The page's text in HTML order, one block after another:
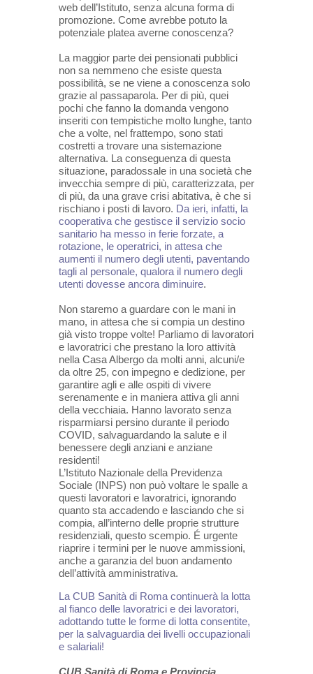
web dell’Istituto, senza alcuna forma di
promozione. Come avrebbe potuto la
potenziale platea averne conoscenza?
La maggior parte dei pensionati pubblici
non sa nemmeno che esiste questa
possibilità, se ne viene a conoscenza solo
grazie al passaparola. Per di più, quei
pochi che fanno la domanda vengono
inseriti con tempistiche molto lunghe, tanto
che a volte, nel frattempo, sono stati
costretti a trovare una sistemazione
alternativa. La conseguenza di questa
situazione, paradossale in una società che
invecchia sempre di più, caratterizzata, per
di più, da una grave crisi abitativa, è che si
rischiano i posti di lavoro. Da ieri, infatti, la
cooperativa che gestisce il servizio socio
sanitario ha messo in ferie forzate, a
rotazione, le operatrici, in attesa che
aumenti il numero degli utenti, paventando
tagli al personale, qualora il numero degli
utenti dovesse ancora diminuire.
Non staremo a guardare con le mani in
mano, in attesa che si compia un destino
già visto troppe volte! Parliamo di lavoratori
e lavoratrici che prestano la loro attività
nella Casa Albergo da molti anni, alcuni/e
da oltre 25, con impegno e dedizione, per
garantire agli e alle ospiti di vivere
serenamente e in maniera attiva gli anni
della vecchiaia. Hanno lavorato senza
risparmiarsi persino durante il periodo
COVID, salvaguardando la salute e il
benessere degli anziani e anziane
residenti!
L’Istituto Nazionale della Previdenza
Sociale (INPS) non può voltare le spalle a
questi lavoratori e lavoratrici, ignorando
quanto sta accadendo e lasciando che si
compia, all’interno delle proprie strutture
residenziali, questo scempio. É urgente
riaprire i termini per le nuove ammissioni,
anche a garanzia del buon andamento
dell’attività amministrativa.
La CUB Sanità di Roma continuerà la lotta
al fianco delle lavoratrici e dei lavoratori,
adottando tutte le forme di lotta consentite,
per la salvaguardia dei livelli occupazionali
e salariali!